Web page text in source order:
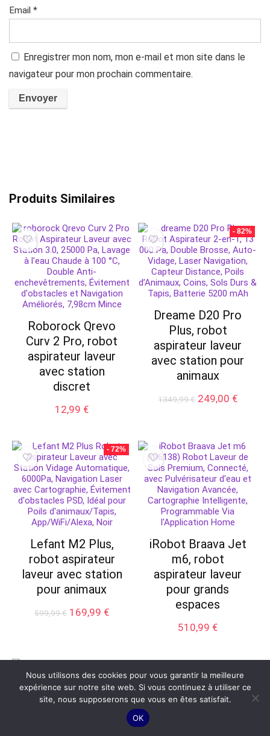
Email *
Enregistrer mon nom, mon e-mail et mon site dans le
navigateur pour mon prochain commentaire.
Produits Similaires
Roborock Qrevo
Curv 2 Pro, robot
aspirateur laveur
avec station
discret
12,99 €
- 82%
Dreame D20 Pro
Plus, robot
aspirateur laveur
avec station pour
animaux
1349,99€ Le
1349,99 €.
249,00 €Le
- 72%
Lefant M2 Plus,
robot aspirateur
laveur avec station
pour animaux
599,99€ Le
599,99 €.
169,99 €Le
169,99 €.
iRobot Braava Jet
m6, robot
aspirateur laveur
pour grands
espaces
510,99 €
Nous utilisons des cookies pour vous garantir la meilleure
expérience sur notre site web. Si vous continuez à utiliser ce
site, nous supposerons que vous en êtes satisfait.
OK